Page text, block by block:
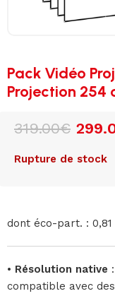
Pack Vidéo
Projection 254
319.00€
Rupture de stock
dont éco-part. : 0,81
• Résolution native
compatible avec des